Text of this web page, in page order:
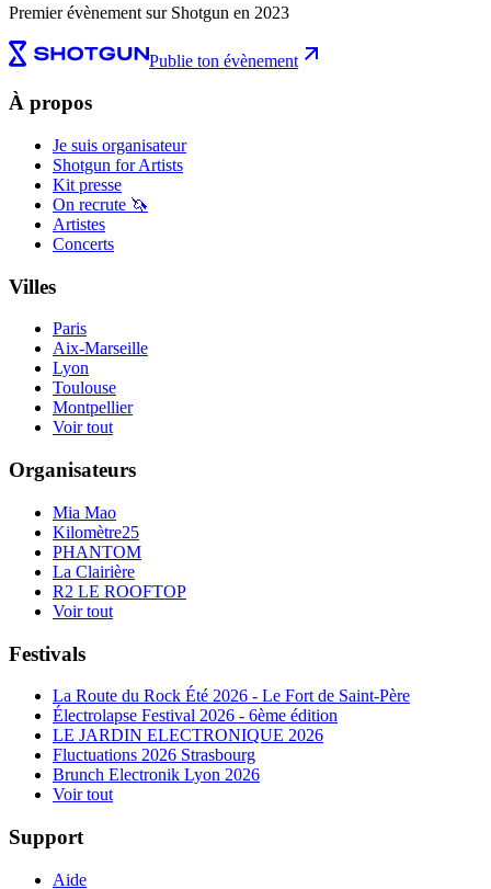
Premier évènement sur Shotgun en 2023
Publie ton évènement
À propos
Je suis organisateur
Shotgun for Artists
Kit presse
On recrute 🦄
Artistes
Concerts
Villes
Paris
Aix-Marseille
Lyon
Toulouse
Montpellier
Voir tout
Organisateurs
Mia Mao
Kilomètre25
PHANTOM
La Clairière
R2 LE ROOFTOP
Voir tout
Festivals
La Route du Rock Été 2026 - Le Fort de Saint-Père
Électrolapse Festival 2026 - 6ème édition
LE JARDIN ELECTRONIQUE 2026
Fluctuations 2026 Strasbourg
Brunch Electronik Lyon 2026
Voir tout
Support
Aide